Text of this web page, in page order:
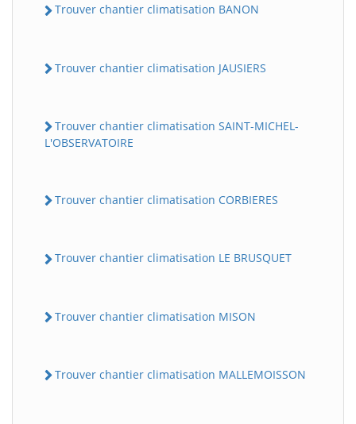
Trouver chantier climatisation BANON
Trouver chantier climatisation JAUSIERS
Trouver chantier climatisation SAINT-MICHEL-
L'OBSERVATOIRE
Trouver chantier climatisation CORBIERES
Trouver chantier climatisation LE BRUSQUET
Trouver chantier climatisation MISON
Trouver chantier climatisation MALLEMOISSON